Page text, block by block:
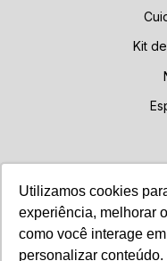
Utilizamos cookies
experiência, melhorar
como você interage
personalizar conteúdo.
Utilizamos cookies
experiência, melhorar
como você interage
personalizar conteúdo.
Kit
Brindes